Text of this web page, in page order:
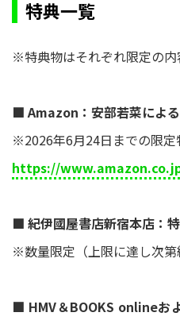
特典一覧
※特典物はそれぞれ限定の内
■ Amazon：安部若菜によ
※2026年6月24日までの限定
https://
■ 紀伊國屋書店新宿本店：
※数量限定（上限に達し次第
■ HMV＆BOOKS onlineお